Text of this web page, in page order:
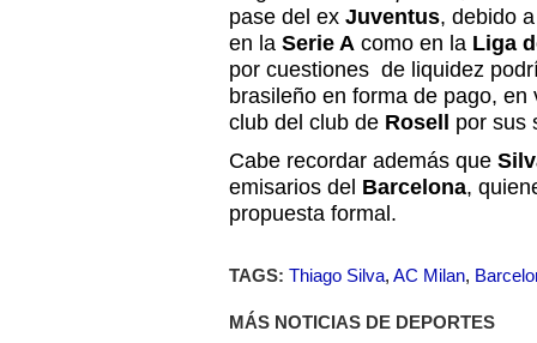
pase del ex Juventus, debido
en la Serie A como en la Liga
por cuestiones de liquidez
brasileño en forma de pago,
club del club de Rosell por sus
Cabe recordar además que
emisarios del Barcelona,
propuesta formal.
TAGS: Thiago Silva, AC Milan,
MÁS NOTICIAS DE DEPORTES